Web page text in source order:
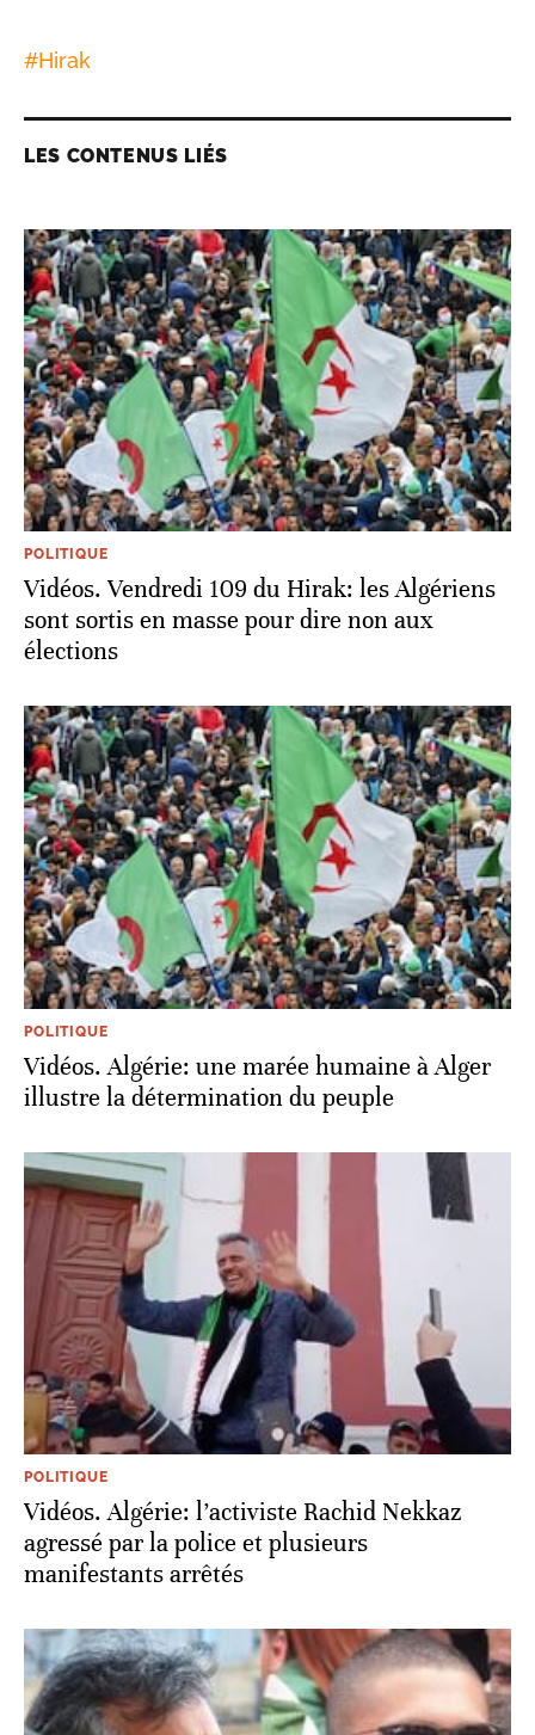
#Hirak
LES CONTENUS LIÉS
POLITIQUE
Vidéos. Vendredi 109 du Hirak: les Algériens
sont sortis en masse pour dire non aux
élections
POLITIQUE
Vidéos. Algérie: une marée humaine à Alger
illustre la détermination du peuple
POLITIQUE
Vidéos. Algérie: l’activiste Rachid Nekkaz
agressé par la police et plusieurs
manifestants arrêtés